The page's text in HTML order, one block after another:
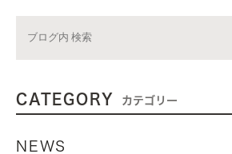
CATEGORY カテゴリー
NEWS